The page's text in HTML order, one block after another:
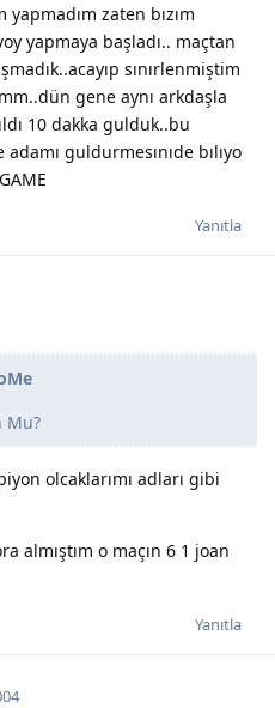
zaten bızım
yapmaya başladı.. maçtan
sınırlenmiştim
gene aynı arkdaşla
10 dakka gulduk..bu
guldurmesınıde bılıyo
Yanıtla
Mu?
olcaklarımı adları gibi
almıştım o maçın 6 1 joan
Yanıtla